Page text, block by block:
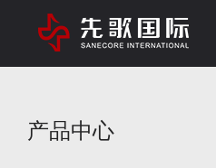
产品中心